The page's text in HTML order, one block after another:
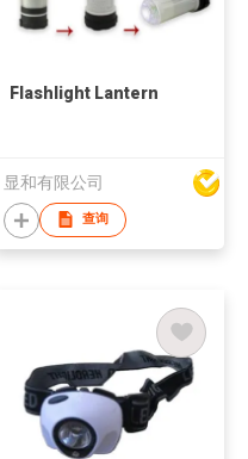
Flashlight Lantern
显和有限公司
查询